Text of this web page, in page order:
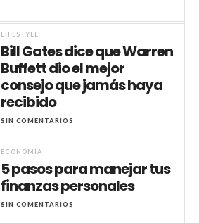
LIFESTYLE
Bill Gates dice que Warren
Buffett dio el mejor
consejo que jamás haya
recibido
SIN COMENTARIOS
ECONOMÍA
5 pasos para manejar tus
finanzas personales
SIN COMENTARIOS